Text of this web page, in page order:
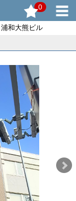
0
浦和大熊ビル